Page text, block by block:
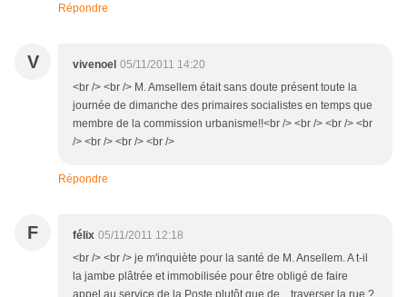
Répondre
V vivenoel 05/11/2011 14:20
<br /> <br /> M. Amsellem était sans doute présent toute la
journée de dimanche des primaires socialistes en temps que
membre de la commission urbanisme!!<br /> <br /> <br /> <br
/> <br /> <br /> <br />
Répondre
F félix 05/11/2011 12:18
<br /> <br /> je m'inquiète pour la santé de M. Ansellem. A t-il
la jambe plâtrée et immobilisée pour être obligé de faire
appel au service de la Poste plutôt que de... traverser la rue ?